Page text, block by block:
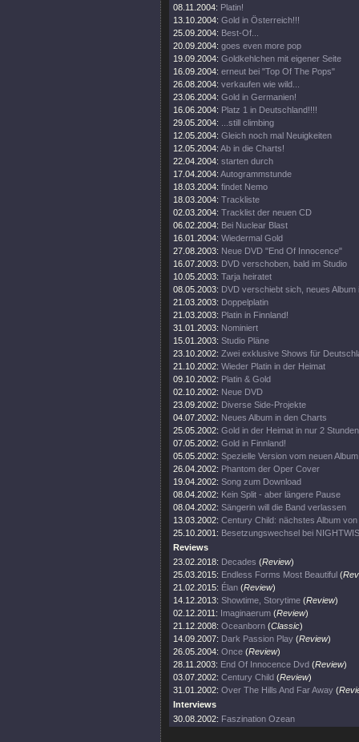
08.11.2004: Platin!
13.10.2004: Gold in Österreich!!!
25.09.2004: Best-Of...
20.09.2004: goes even more pop
19.09.2004: Goldkehlchen mit eigener Seite
16.09.2004: erneut bei "Top Of The Pops"
26.08.2004: verkaufen wie wild...
23.06.2004: Gold in Germanien!
16.06.2004: Platz 1 in Deutschland!!!!
29.05.2004:
...still climbing
12.05.2004: Gleich noch mal Neuigkeiten
12.05.2004: Ab in die Charts!
22.04.2004: starten durch
17.04.2004: Autogrammstunde
18.03.2004: findet Nemo
18.03.2004: Trackliste
02.03.2004: Tracklist der neuen CD
06.02.2004: Bei Nuclear Blast
16.01.2004: Wiedermal Gold
27.08.2003: Neue DVD "End Of Innocence"
16.07.2003: DVD verschoben, bald im Studio
10.05.2003: Tarja heiratet
08.05.2003: DVD verschiebt sich, neues Album
21.03.2003: Doppelplatin
21.03.2003: Platin in Finnland!
31.01.2003: Nominiert
15.01.2003: Studio Pläne
23.10.2002: Zwei exklusive Shows für
21.10.2002: Wieder Platin in der Heimat
09.10.2002: Platin & Gold
02.10.2002: Neue DVD
23.09.2002: Diverse Side-Projekte
04.07.2002: Neues Album in den Charts
25.05.2002: Gold in der Heimat in nur 2 Stunden
07.05.2002: Gold in Finnland!
05.05.2002: Spezielle Version vom neuen Album
26.04.2002: Phantom der Oper Cover
19.04.2002: Song zum Download
08.04.2002: Kein Split - aber längere Pause
08.04.2002: Sängerin will die Band verlassen
13.03.2002: Century Child: nächstes Album
25.10.2001: Besetzungswechsel bei
Reviews
23.02.2018: Decades (Review)
25.03.2015: Endless Forms Most Beautiful (
21.02.2015: Élan (Review)
14.12.2013: Showtime, Storytime (Review)
02.12.2011: Imaginaerum (Review)
21.12.2008: Oceanborn (Classic)
14.09.2007: Dark Passion Play (Review)
26.05.2004: Once (Review)
28.11.2003: End Of Innocence Dvd (Review)
03.07.2002: Century Child (Review)
31.01.2002: Over The Hills And Far Away (
Interviews
30.08.2002: Faszination Ozean